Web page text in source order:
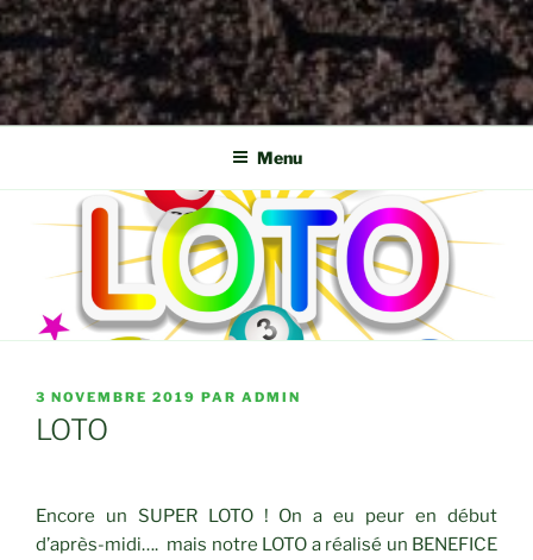
Menu
PUBLIÉ
LE
3 NOVEMBRE 2019 PAR ADMIN
LOTO
Encore un SUPER LOTO ! On a eu peur en début
d’après-midi…. mais notre LOTO a réalisé un BENEFICE